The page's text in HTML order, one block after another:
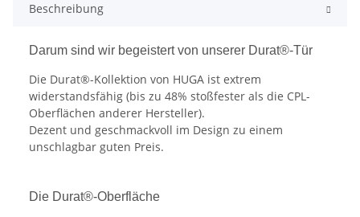
Beschreibung
Darum sind wir begeistert von unserer Durat®-Tür
Die Durat®-Kollektion von HUGA ist extrem
widerstandsfähig (bis zu 48% stoßfester als die CPL-
Oberflächen anderer Hersteller).
Dezent und geschmackvoll im Design zu einem
unschlagbar guten Preis.
Die Durat®-Oberfläche